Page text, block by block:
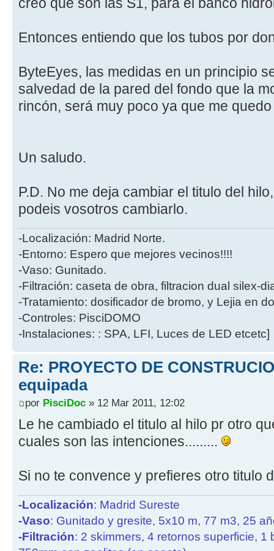
Entonces entiendo que los tubos por
ByteEyes, las medidas en un principio
salvedad de la pared del fondo que la
rincón, será muy poco ya que me
Un saludo.
P.D. No me deja cambiar el titulo del
podeis vosotros cambiarlo.
-Localización: Madrid Norte.
-Entorno: Espero que mejores vecinos!!!!
-Vaso: Gunitado.
-Filtración: caseta de obra, filtracion dual silex-
-Tratamiento: dosificador de bromo, y Lejia en
-Controles: PisciDOMO
-Instalaciones: : SPA, LFI, Luces de LED etcetc]
Re: PROYECTO DE
equipada
por PisciDoc » 12 Mar 2011, 12:02
Le he cambiado el titulo al hilo pr otro
cuales son las intenciones.........
Si no te convence y prefieres otro titulo
-Localización: Madrid Sureste
-Vaso: Gunitado y gresite, 5x10 m, 77 m3, 25
-Filtración: 2 skimmers, 4 retornos superficie, 1